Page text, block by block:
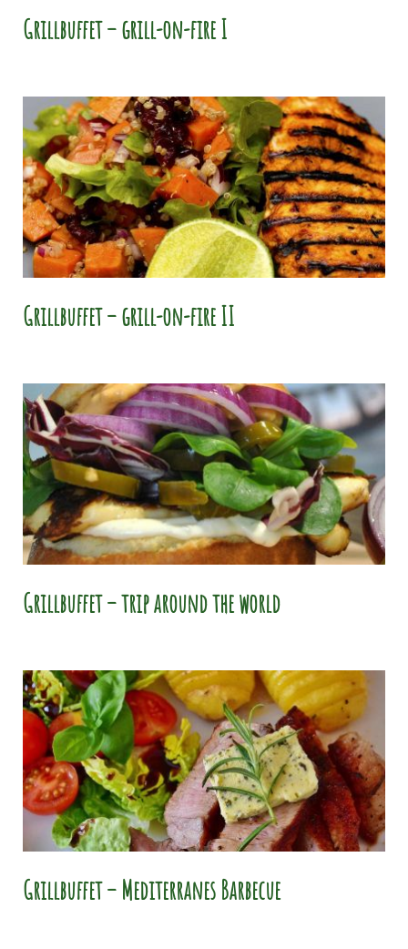
Grillbuffet – grill-on-fire I
Grillbuffet – grill-on-fire II
Grillbuffet – trip around the world
Grillbuffet – Mediterranes Barbecue